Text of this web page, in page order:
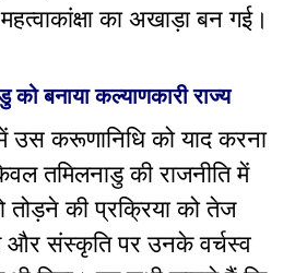
का अखाड़ा बन गई।
को बनाया कल्याणकारी राज्य
करूणानिधि को याद करना
तमिलनाडु की राजनीति में
तोड़ने की प्रक्रिया को तेज
और संस्कृति पर उनके वर्चस्व